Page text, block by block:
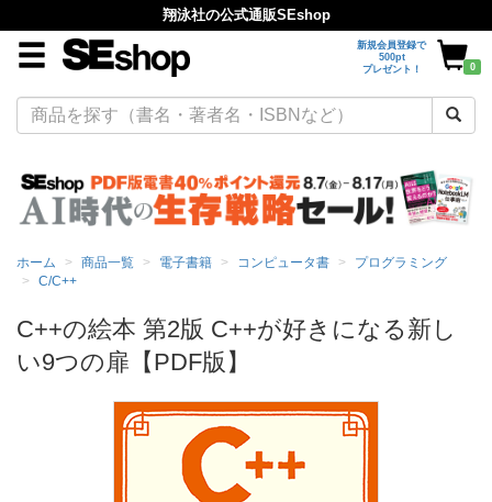
翔泳社の公式通販SEshop
新規会員登録で
500pt
プレゼント！
0
ホーム 商品一覧 電子書籍 コンピュータ書
プログラミング
C/C++
C++の絵本 第2版 C++が好きになる新し
い9つの扉【PDF版】